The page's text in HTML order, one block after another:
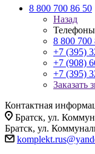
8 800 700 86 50
Назад
Телефоны
8 800 700
+7 (395)
+7 (908)
+7 (395)
Заказать
Контактная
Братск, ул.
Братск, ул.